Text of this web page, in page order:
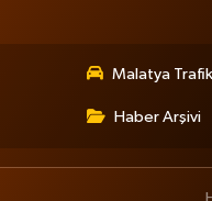
Malatya
Haber Arşivi